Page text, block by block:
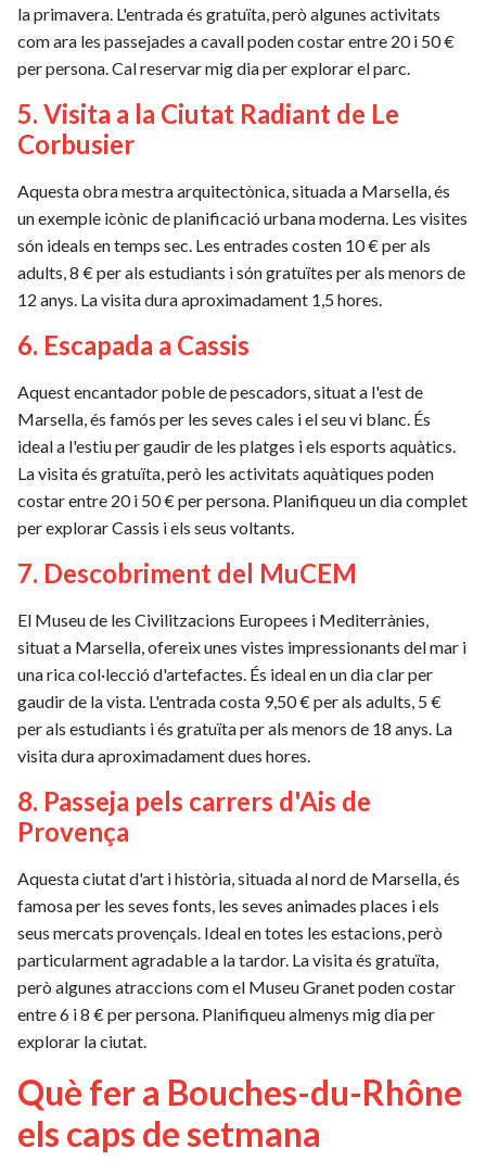
la primavera. L'entrada és gratuïta, però algunes activitats
com ara les passejades a cavall poden costar entre 20 i 50 €
per persona. Cal reservar mig dia per explorar el parc.
5. Visita a la Ciutat Radiant de Le
Corbusier
Aquesta obra mestra arquitectònica, situada a Marsella, és
un exemple icònic de planificació urbana moderna. Les visites
són ideals en temps sec. Les entrades costen 10 € per als
adults, 8 € per als estudiants i són gratuïtes per als menors de
12 anys. La visita dura aproximadament 1,5 hores.
6. Escapada a Cassis
Aquest encantador poble de pescadors, situat a l'est de
Marsella, és famós per les seves cales i el seu vi blanc. És
ideal a l'estiu per gaudir de les platges i els esports aquàtics.
La visita és gratuïta, però les activitats aquàtiques poden
costar entre 20 i 50 € per persona. Planifiqueu un dia complet
per explorar Cassis i els seus voltants.
7. Descobriment del MuCEM
El Museu de les Civilitzacions Europees i Mediterrànies,
situat a Marsella, ofereix unes vistes impressionants del mar i
una rica col·lecció d'artefactes. És ideal en un dia clar per
gaudir de la vista. L'entrada costa 9,50 € per als adults, 5 €
per als estudiants i és gratuïta per als menors de 18 anys. La
visita dura aproximadament dues hores.
8. Passeja pels carrers d'Ais de
Provença
Aquesta ciutat d'art i història, situada al nord de Marsella, és
famosa per les seves fonts, les seves animades places i els
seus mercats provençals. Ideal en totes les estacions, però
particularment agradable a la tardor. La visita és gratuïta,
però algunes atraccions com el Museu Granet poden costar
entre 6 i 8 € per persona. Planifiqueu almenys mig dia per
explorar la ciutat.
Què fer a Bouches-du-Rhône
els caps de setmana